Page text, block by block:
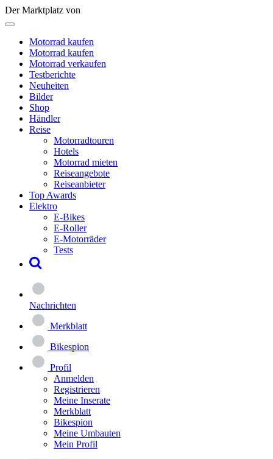
Der Marktplatz von
Motorrad kaufen
Motorrad kaufen
Motorrad verkaufen
Testberichte
Neuheiten
Bilder
Shop
Händler
Reise
Motorradtouren
Hotels
Motorrad mieten
Reiseangebote
Reiseanbieter
Top Awards
Elektro
E-Bikes
E-Roller
E-Motorräder
Tests
Nachrichten
Merkblatt
Bikespion
Profil
Anmelden
Registrieren
Meine Inserate
Merkblatt
Bikespion
Meine Umbauten
Mein Profil